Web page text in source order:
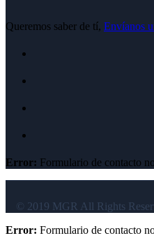
Queremos saber de tí, Envíanos
Error: Formulario de contacto
© 2019 MGR All Rights
Error: Formulario de contacto